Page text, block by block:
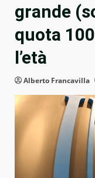
grande
quota
l’età
Alberto Francavilla